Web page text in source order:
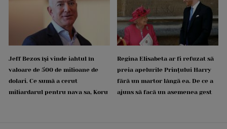
Jeff Bezos își vinde iahtul în
valoare de 500 de milioane de
dolari. Ce sumă a cerut
miliardarul pentru nava sa, Koru
Regina Elisabeta ar fi refuzat să
preia apelurile Prințului Harry
fără un martor lângă ea. De ce a
ajuns să facă un asemenea gest